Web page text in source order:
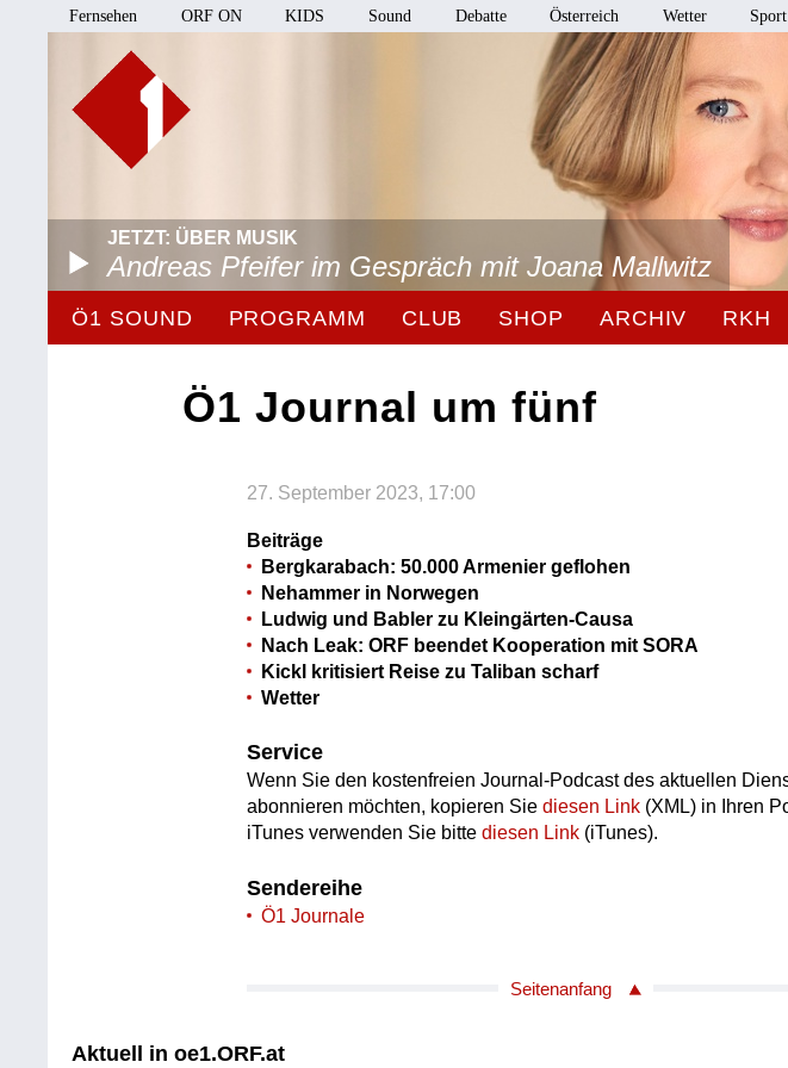
Fernsehen ORF ON KIDS Sound Debatte Österreich Wetter Sport
JETZT: ÜBER MUSIK
Andreas Pfeifer im Gespräch mit Joana Mallwitz
Ö1 SOUND PROGRAMM CLUB SHOP ARCHIV RKH
Ö1 Journal um fünf
27. September 2023, 17:00
Beiträge
Bergkarabach: 50.000 Armenier geflohen
Nehammer in Norwegen
Ludwig und Babler zu Kleingärten-Causa
Nach Leak: ORF beendet Kooperation mit SORA
Kickl kritisiert Reise zu Taliban scharf
Wetter
Service
Wenn Sie den kostenfreien Journal-Podcast des aktuellen
abonnieren möchten, kopieren Siediesen Link (XML) in Ihren
iTunes verwenden Sie bittediesen Link (iTunes).
Sendereihe
Ö1 Journale
Seitenanfang
Aktuell in oe1.ORF.at